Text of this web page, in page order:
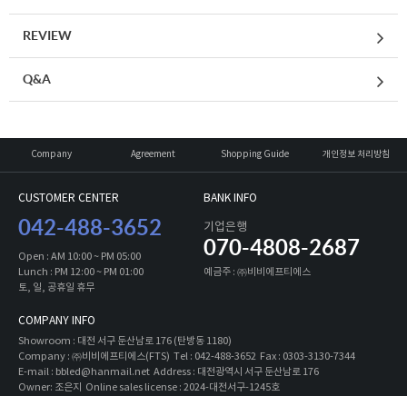
REVIEW
Q&A
Company Agreement Shopping Guide 개인정보 처리방침
CUSTOMER CENTER
042-488-3652
Open : AM 10:00 ~ PM 05:00
Lunch : PM 12:00 ~ PM 01:00
토, 일, 공휴일 휴무
BANK INFO
기업은행
070-4808-2687
예금주 : ㈜비비에프티에스
COMPANY INFO
Showroom : 대전 서구 둔산남로 176 (탄방동 1180)
Company : ㈜비비에프티에스(FTS) Tel : 042-488-3652 Fax : 0303-3130-7344
E-mail : bbled@hanmail.net Address : 대전광역시 서구 둔산남로 176
Owner: 조은지 Online sales license : 2024-대전서구-1245호